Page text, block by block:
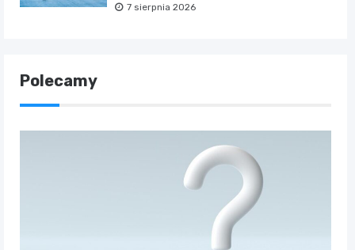
7 sierpnia 2026
Polecamy